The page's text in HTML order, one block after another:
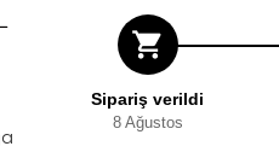
shopping_cart
Sipariş verildi
8 Ağustos